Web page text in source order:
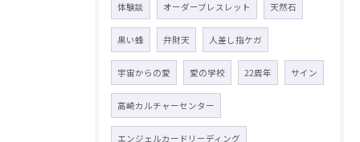
体験談 オーダーブレスレット 天然石
黒い蜂 弁財天 人差し指ケガ
宇宙からの愛 愛の学校 22周年 サイン
高崎カルチャーセンター
エンジェルカードリーディング